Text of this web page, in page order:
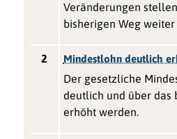
Veränderungen
bisherigen Weg weiter
2 Mindestlohn deutlich
Der gesetzliche
deutlich und über das
erhöht werden.